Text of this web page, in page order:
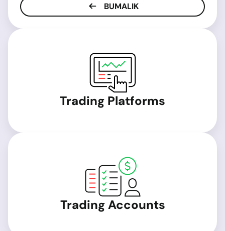
BUMALIK
Trading Platforms
Trading Accounts